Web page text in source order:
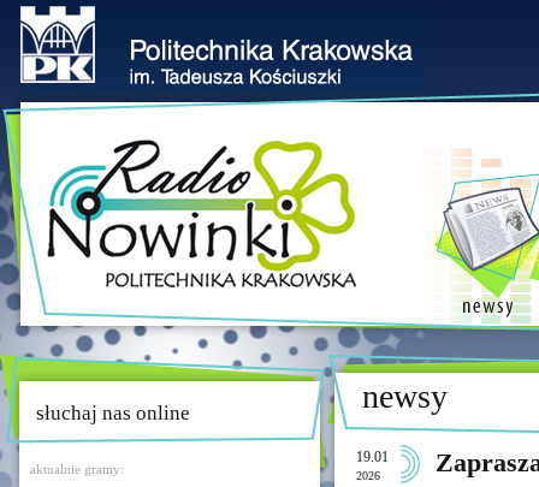
słuchaj nas online
aktualnie gramy:
newsy
19.01
2026